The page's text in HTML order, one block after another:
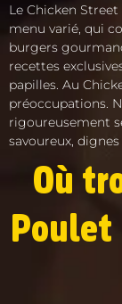
Le Chicken
menu varié, qui
burgers
recettes
papilles. Au
préoccupations.
rigoureusement
savoureux,
Où
Poulet